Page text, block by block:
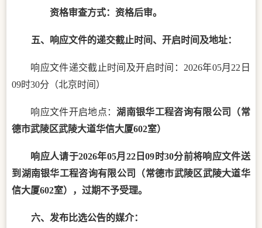
资格审查方式：资格后审。
五、 响应文件的递交截止时间、开启时间及地址：
响应文件递交截止时间及开启时间： 2026年05月 22 日
09时30分（北京时间）
响应文件开启地点：湖南银华工程咨询有限公司（常
德市武陵区武陵大道华信大厦602室）
响应人请于2026年05月 22日09 时30分前将响应文件送
到湖南银华工程咨询有限公司（常德市武陵区武陵大道华
信大厦602室），过期不予受理。
六、发布比选公告的媒介：